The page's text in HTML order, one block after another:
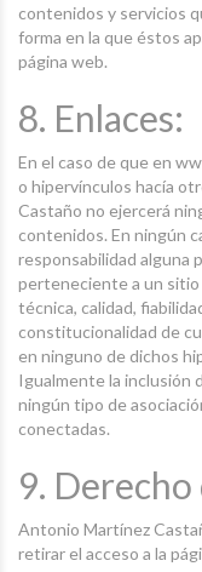
contenidos y servicios
forma en la que éstos
página web.
8. Enlaces:
En el caso de que en
o hipervínculos hacía
Castaño no ejercerá
contenidos. En ningún
responsabilidad alguna
perteneciente a un sitio
técnica, calidad,
constitucionalidad de
en ninguno de dichos
Igualmente la inclusión
ningún tipo de
conectadas.
9. Derecho
Antonio Martínez
retirar el acceso a la